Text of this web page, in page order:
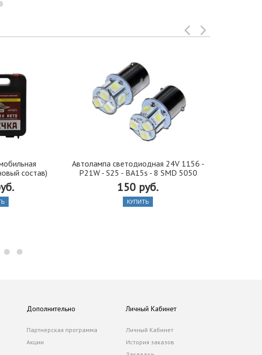
состав)
Автолампа cветодиодная 24V 1156 -
P21W - S25 - BA15s - 8 SMD 5050
150 руб.
КУПИТЬ
Дополнительно
Партнерская программа
Акции
Личный Кабинет
Личный Кабинет
История заказов